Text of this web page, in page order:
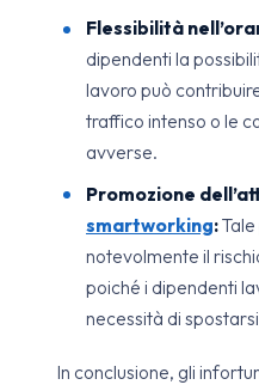
Flessibilità
dipendenti la
lavoro può
traffico intenso o le
avverse.
Promozione
smartworking:
notevolmente il
poiché i dipendenti
necessità di
In conclusione, gli